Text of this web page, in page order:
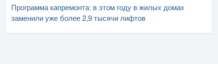
Программа капремонта: в этом году в жилых домах
заменили уже более 2,9 тысячи лифтов